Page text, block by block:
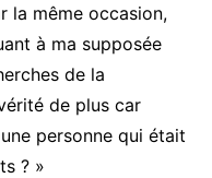
la même occasion,
à ma supposée
de la
de plus car
personne qui était
? »